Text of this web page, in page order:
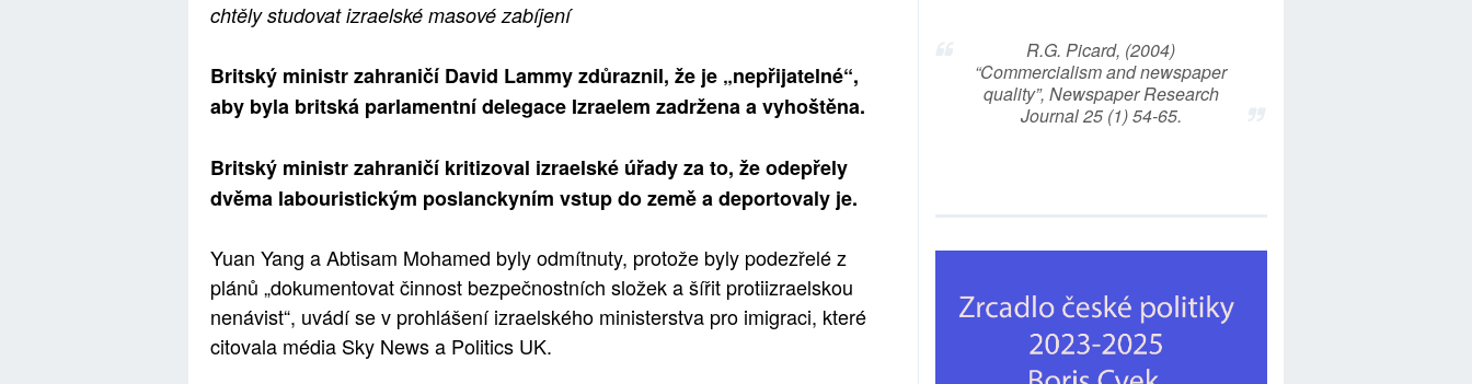
chtěly studovat izraelské masové zabíjení
Britský ministr zahraničí David Lammy zdůraznil, že je „nepřijatelné“,
aby byla britská parlamentní delegace Izraelem zadržena a vyhoštěna.
Britský ministr zahraničí kritizoval izraelské úřady za to, že odepřely
dvěma labouristickým poslanckyním vstup do země a deportovaly je.
Yuan Yang a Abtisam Mohamed byly odmítnuty, protože byly podezřelé z
plánů „dokumentovat činnost bezpečnostních složek a šířit protiizraelskou
nenávist“, uvádí se v prohlášení izraelského ministerstva pro imigraci, které
citovala média Sky News a Politics UK.
R.G. Picard, (2004)
“Commercialism and newspaper
quality”, Newspaper Research
Journal 25 (1) 54-65.